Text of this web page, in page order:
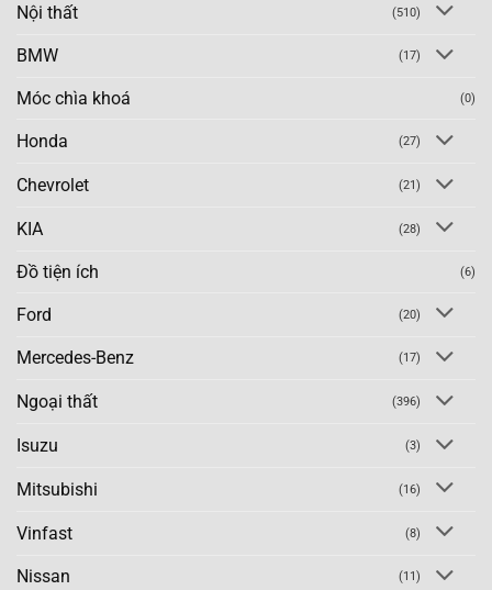
Nội thất (510)
BMW (17)
Móc chìa khoá (0)
Honda (27)
Chevrolet (21)
KIA (28)
Đồ tiện ích (6)
Ford (20)
Mercedes-Benz (17)
Ngoại thất (396)
Isuzu (3)
Mitsubishi (16)
Vinfast (8)
Nissan (11)